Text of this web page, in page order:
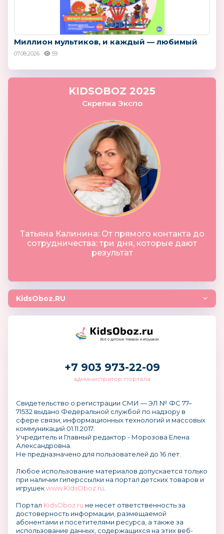
Миллион мультиков, и каждый — любимый
07.08.2026 59
KIDSOBOZ 2025
Скрепка Экспо
Татьяна Калинина: От прямого контакта до
сотрудничества: три дня, которые дают
результат
KidsOboz.RU
Всё о детских товарах и игрушках
+7 903 973-22-09
администратор портала
Свидетельство о регистрации СМИ — ЭЛ № ФС 77–
71532 выдано Федеральной службой по надзору в
сфере связи, информационных технологий и массовых
коммуникаций 01.11.2017.
Учредитель и Главный редактор - Морозова Елена
Александровна.
Не предназначено для пользователей до 16 лет.
Любое использование материалов допускается только
при наличии гиперссылки на портал детских товаров и
игрушекwww.KidsOboz.ru
Портал KidsOboz.ru не несет ответственность за
достоверность информации, размещаемой
абонентами и посетителями ресурса, а также за
использование данных, содержащихся на этих веб-